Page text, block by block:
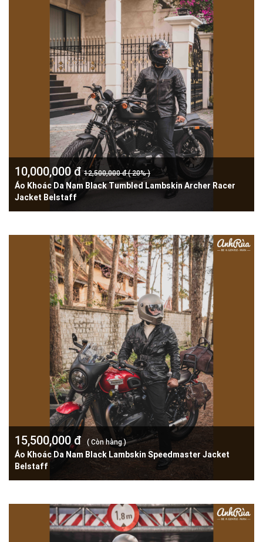
10,000,000 đ12,500,000 đ ( 20% )
Áo Khoác Da Nam Black Tumbled Lambskin Archer Racer
Jacket Belstaff
15,500,000 đ ( Còn hàng )
Áo Khoác Da Nam Black Lambskin Speedmaster Jacket
Belstaff